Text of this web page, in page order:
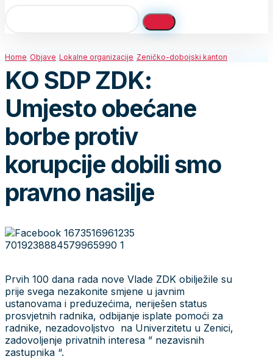
Home Objave Lokalne organizacije Zeničko-dobojski kanton
KO SDP ZDK:
Umjesto obećane
borbe protiv
korupcije dobili smo
pravno nasilje
Prvih 100 dana rada nove Vlade ZDK obilježile su
prije svega nezakonite smjene u javnim
ustanovama i preduzećima, neriješen status
prosvjetnih radnika, odbijanje isplate pomoći za
radnike, nezadovoljstvo na Univerzitetu u Zenici,
zadovoljenje privatnih interesa ” nezavisnih
zastupnika “.